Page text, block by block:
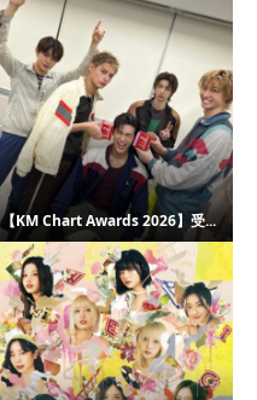
【KM Chart Awards 2026】受...